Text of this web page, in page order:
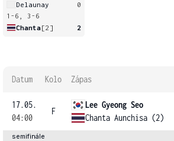
Delaunay
0
1-6, 3-6
Chanta[2] 2
Datum Kolo Zápas
17.05.
04:00
F
Lee Gyeong Seo
Chanta Aunchisa (2)
semifinále